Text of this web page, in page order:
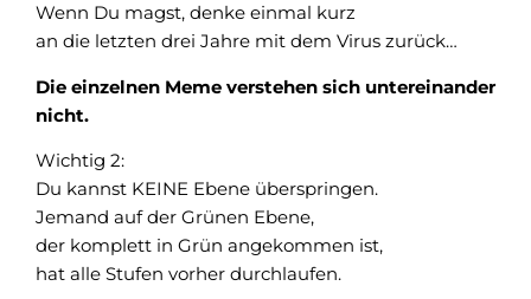
Wenn Du magst, denke einmal kurz
an die letzten drei Jahre mit dem Virus zurück…
Die einzelnen Meme verstehen sich untereinander
nicht.
Wichtig 2:
Du kannst KEINE Ebene überspringen.
Jemand auf der Grünen Ebene,
der komplett in Grün angekommen ist,
hat alle Stufen vorher durchlaufen.